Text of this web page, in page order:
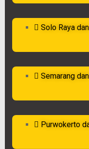
Solo Raya
Semarang
Purwokerto